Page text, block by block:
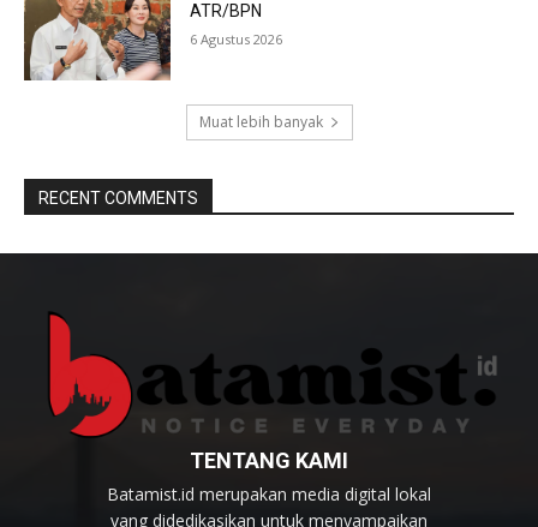
ATR/BPN
6 Agustus 2026
Muat lebih banyak
RECENT COMMENTS
TENTANG KAMI
Batamist.id merupakan media digital lokal
yang didedikasikan untuk menyampaikan